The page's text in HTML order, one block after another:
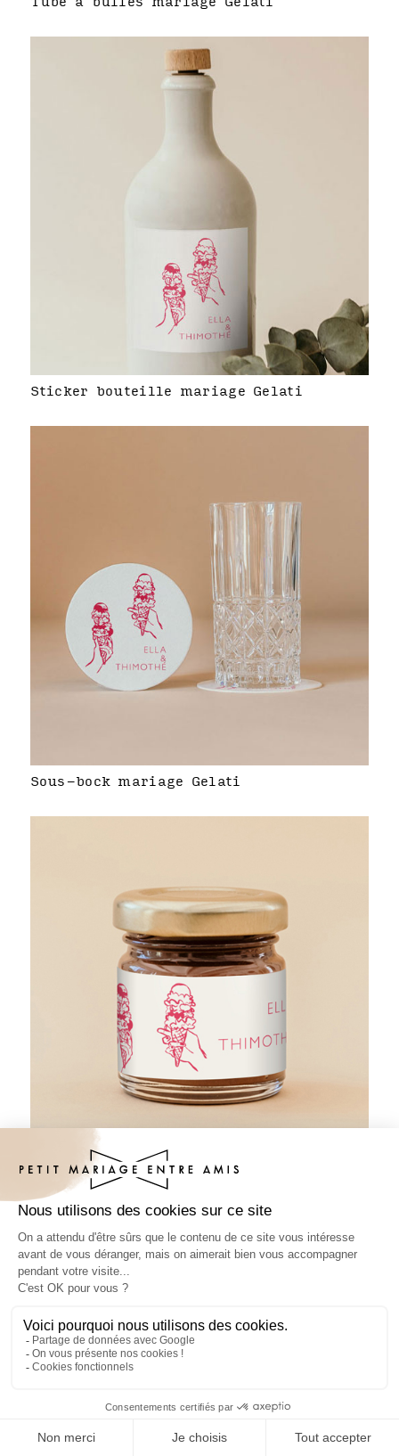
Sticker bouteille mariage Gelati
Sous-bock mariage Gelati
Pâte à tartiner mariage Gelati